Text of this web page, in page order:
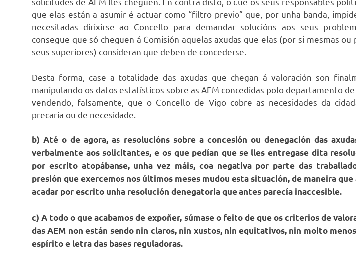
que elas están a asumir é actuar como “filtro previo” que, por unha banda,
necesitadas dirixirse ao Concello para demandar solucións aos seus
consegue que só cheguen á Comisión aquelas axudas que elas (por si mesmas ou
seus superiores) consideran que deben de concederse.
Desta forma, case a totalidade das axudas que chegan á valoración son
manipulando os datos estatísticos sobre as AEM concedidas polo departamento
vendendo, falsamente, que o Concello de Vigo cobre as necesidades da
precaria ou de necesidade.
b) Até o de agora, as resolucións sobre a concesión ou denegación das
verbalmente aos solicitantes, e os que pedían que se lles entregase dita
por escrito atopábanse, unha vez máis, coa negativa por parte das
presión que exercemos nos últimos meses mudou esta situación, de maneira que
acadar por escrito unha resolución denegatoria que antes parecía inaccesible.
c) A todo o que acabamos de expoñer, súmase o feito de que os criterios de
das AEM non están sendo nin claros, nin xustos, nin equitativos, nin moito
espírito e letra das bases reguladoras.